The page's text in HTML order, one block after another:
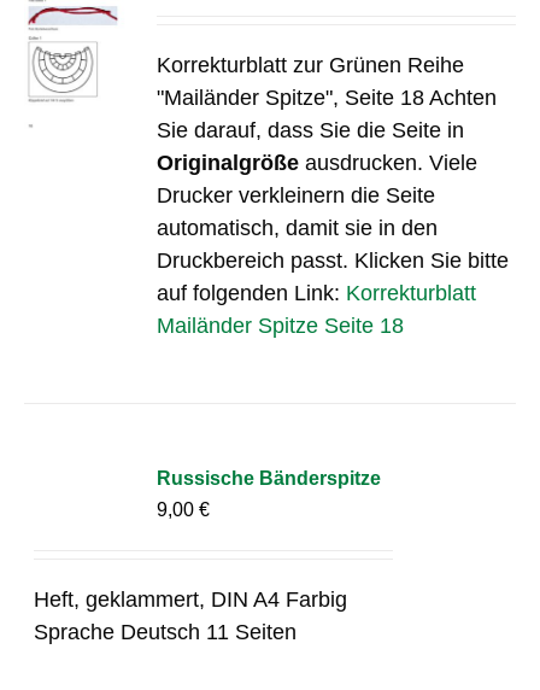
Korrekturblatt zur Grünen Reihe
"Mailänder Spitze", Seite 18 Achten
Sie darauf, dass Sie die Seite in
Originalgröße ausdrucken. Viele
Drucker verkleinern die Seite
automatisch, damit sie in den
Druckbereich passt. Klicken Sie bitte
auf folgenden Link: Korrekturblatt
Mailänder Spitze Seite 18
Russische Bänderspitze
9,00€
Heft, geklammert, DIN A4 Farbig
Sprache Deutsch 11 Seiten